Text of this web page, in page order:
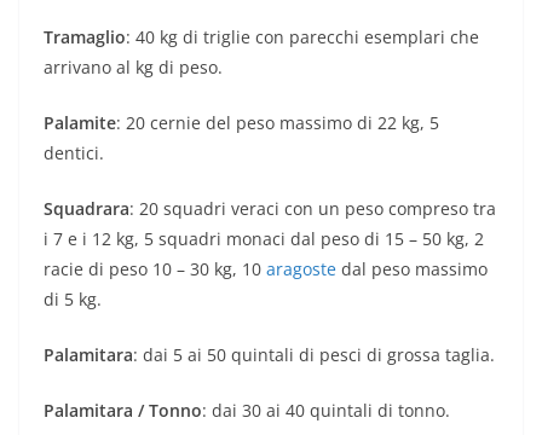
Tramaglio: 40 kg di triglie con parecchi esemplari che
arrivano al kg di peso.
Palamite: 20 cernie del peso massimo di 22 kg, 5
dentici.
Squadrara: 20 squadri veraci con un peso compreso tra
i 7 e i 12 kg, 5 squadri monaci dal peso di 15 – 50 kg, 2
racie di peso 10 – 30 kg, 10 aragoste dal peso massimo
di 5 kg.
Palamitara: dai 5 ai 50 quintali di pesci di grossa taglia.
Palamitara / Tonno: dai 30 ai 40 quintali di tonno.